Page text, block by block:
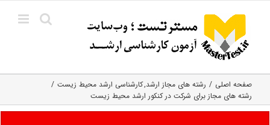
content
صفحه اصلی رشته های مجاز ارشد کارشناسی ارشد محیط زیست
رشته های مجاز برای شرکت در کنکور ارشد محیط زیست